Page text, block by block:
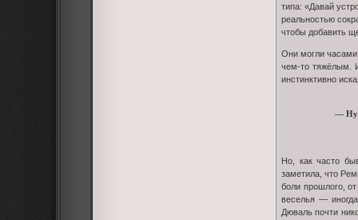
типа: «Давай
реальностью
чтобы добавить
Они могли часами
чем-то тяжёлым.
инстинктивно
—
Но, как часто
заметила, что
боли прошлого,
веселья —
Дюваль почти